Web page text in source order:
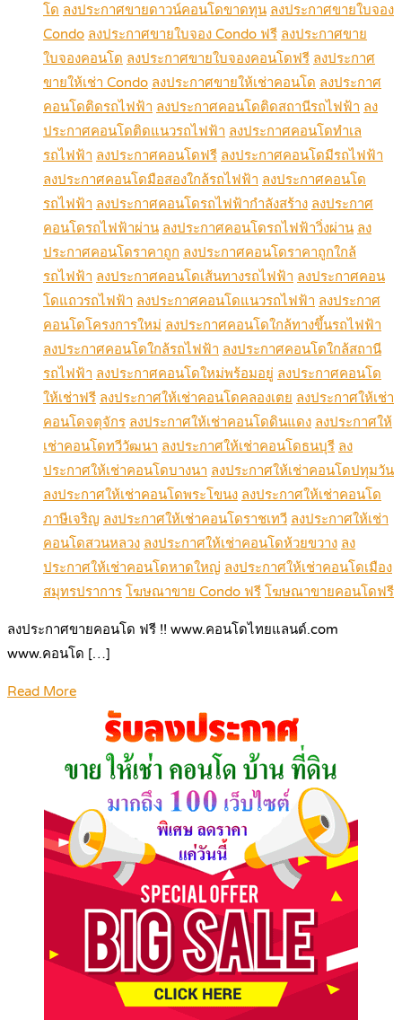
โด ลงประกาศขายดาวน์คอนโดขาดทุน ลงประกาศขายใบจอง
Condo ลงประกาศขายใบจอง Condo ฟรี ลงประกาศขาย
ใบจองคอนโด ลงประกาศขายใบจองคอนโดฟรี ลงประกาศ
ขายให้เช่า Condo ลงประกาศขายให้เช่าคอนโด ลงประกาศ
คอนโดติดรถไฟฟ้า ลงประกาศคอนโดติดสถานีรถไฟฟ้า ลง
ประกาศคอนโดติดแนวรถไฟฟ้า ลงประกาศคอนโดทำเล
รถไฟฟ้า ลงประกาศคอนโดฟรี ลงประกาศคอนโดมีรถไฟฟ้า
ลงประกาศคอนโดมือสองใกล้รถไฟฟ้า ลงประกาศคอนโด
รถไฟฟ้า ลงประกาศคอนโดรถไฟฟ้ากำลังสร้าง ลงประกาศ
คอนโดรถไฟฟ้าผ่าน ลงประกาศคอนโดรถไฟฟ้าวิ่งผ่าน ลง
ประกาศคอนโดราคาถูก ลงประกาศคอนโดราคาถูกใกล้
รถไฟฟ้า ลงประกาศคอนโดเส้นทางรถไฟฟ้า ลงประกาศคอน
โดแถวรถไฟฟ้า ลงประกาศคอนโดแนวรถไฟฟ้า ลงประกาศ
คอนโดโครงการใหม่ ลงประกาศคอนโดใกล้ทางขึ้นรถไฟฟ้า
ลงประกาศคอนโดใกล้รถไฟฟ้า ลงประกาศคอนโดใกล้สถานี
รถไฟฟ้า ลงประกาศคอนโดใหม่พร้อมอยู่ ลงประกาศคอนโด
ให้เช่าฟรี ลงประกาศให้เช่าคอนโดคลองเตย ลงประกาศให้เช่า
คอนโดจตุจักร ลงประกาศให้เช่าคอนโดดินแดง ลงประกาศให้
เช่าคอนโดทวีวัฒนา ลงประกาศให้เช่าคอนโดธนบุรี ลง
ประกาศให้เช่าคอนโดบางนา ลงประกาศให้เช่าคอนโดปทุมวัน
ลงประกาศให้เช่าคอนโดพระโขนง ลงประกาศให้เช่าคอนโด
ภาษีเจริญ ลงประกาศให้เช่าคอนโดราชเทวี ลงประกาศให้เช่า
คอนโดสวนหลวง ลงประกาศให้เช่าคอนโดห้วยขวาง ลง
ประกาศให้เช่าคอนโดหาดใหญ่ ลงประกาศให้เช่าคอนโดเมือง
สมุทรปราการ โฆษณาขาย Condo ฟรี โฆษณาขายคอนโดฟรี
ลงประกาศขายคอนโด ฟรี !! www.คอนโดไทยแลนด์.com
www.คอนโด […]
Read More